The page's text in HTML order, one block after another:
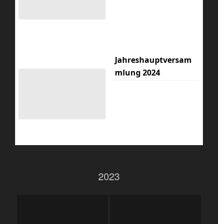
Jahreshauptversam
mlung 2024
2023